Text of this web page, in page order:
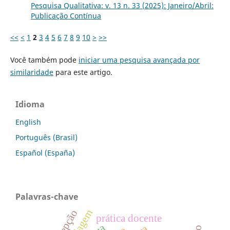
Pesquisa Qualitativa: v. 13 n. 33 (2025): Janeiro/Abril:
Publicação Contínua
<< < 1 2 3 4 5 6 7 8 9 10 > >>
Você também pode iniciar uma pesquisa avançada por
similaridadepara este artigo.
Idioma
English
Português (Brasil)
Español (España)
Palavras-chave
prática docente